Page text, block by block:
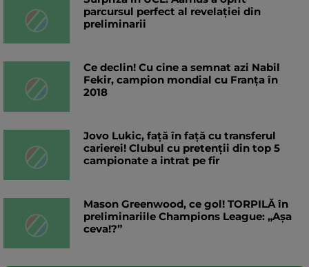
parcursul perfect al revelației din
preliminarii
Ce declin! Cu cine a semnat azi Nabil
Fekir, campion mondial cu Franța în
2018
Jovo Lukic, față în față cu transferul
carierei! Clubul cu pretenții din top 5
campionate a intrat pe fir
Mason Greenwood, ce gol! TORPILĂ în
preliminariile Champions League: „Așa
ceva!?”